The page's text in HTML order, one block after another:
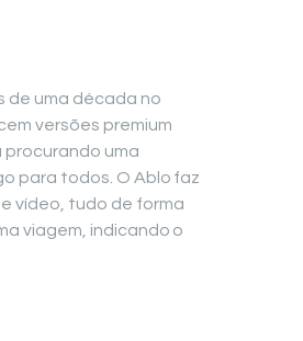
de uma década no
versões premium
procurando uma
para todos. O Ablo faz
vídeo, tudo de forma
viagem, indicando o